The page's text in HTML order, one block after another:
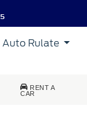
Auto Rulate
RENT A
CAR